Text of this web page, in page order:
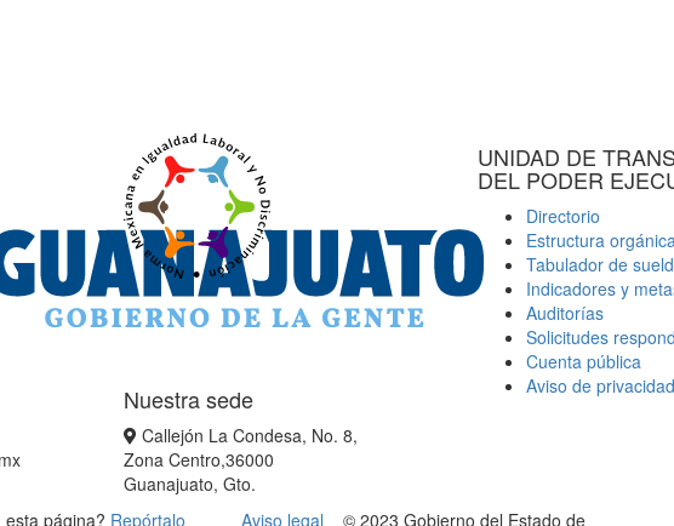
Nuestra sede
Callejón La Condesa, No. 8,
Zona Centro,36000
Guanajuato, Gto.
UNIDAD DE
DEL PODER
Directorio
Estructura
Tabulador de
Indicadores y
Auditorías
Solicitudes
Cuenta pública
Aviso de
página? Repórtalo Aviso legal © 2023 Gobierno del Estado de